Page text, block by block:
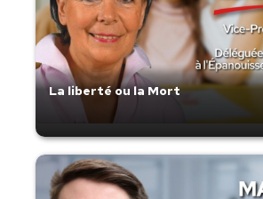
La liberté ou la Mort